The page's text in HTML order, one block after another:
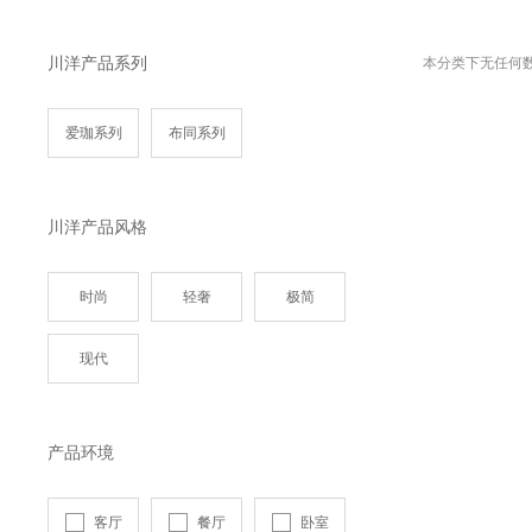
川洋产品系列
爱珈系列 布同系列
川洋产品风格
时尚 轻奢 极简
现代
产品环境
客厅 餐厅 卧室
本分类下无任何